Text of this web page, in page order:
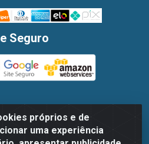
próprios e de
uma experiência
Seguro
Alimentos LTDA - Avenida
De Moraes, 1048- Imbiribeira,